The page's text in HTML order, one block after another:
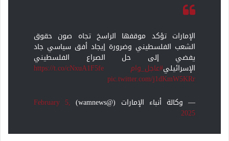
الإمارات تؤكد موقفها الراسخ تجاه صون حقوق
الشعب الفلسطيني وضرورة إيجاد أفق سياسي جاد
يفضي إلى حل الصراع الفلسطيني
الإسرائيلي#عاجل_وام https://t.co/cNxuA1F5fe
pic.twitter.com/j1dKmW5KRr
— وكالة أنباء الإمارات (@wamnews)
February 5,
2025